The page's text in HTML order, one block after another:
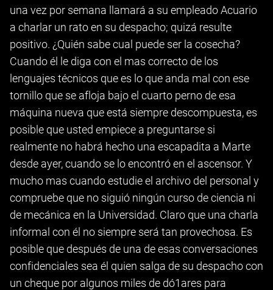
una vez por semana llamará a su empleado Acuario
a charlar un rato en su despacho; quizá resulte
positivo. ¿Quién sabe cual puede ser la cosecha?
Cuando él le diga con el mas correcto de los
lenguajes técnicos que es lo que anda mal con ese
tornillo que se afloja bajo el cuarto perno de esa
máquina nueva que está siempre descompuesta, es
posible que usted empiece a preguntarse si
realmente no habrá hecho una escapadita a Marte
desde ayer, cuando se lo encontró en el ascensor. Y
mucho mas cuando estudie el archivo del personal y
compruebe que no siguió ningún curso de ciencia ni
de mecánica en la Universidad. Claro que una charla
informal con él no siempre será tan provechosa. Es
posible que después de una de esas conversaciones
confidenciales sea él quien salga de su despacho con
un cheque por algunos miles de dó1ares para